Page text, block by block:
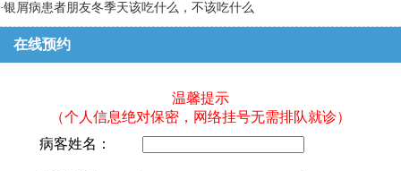
·银屑病患者朋友冬季天该吃什么，不该吃什么
在线预约
温馨提示
（个人信息绝对保密，网络挂号无需排队就诊）
病客姓名：